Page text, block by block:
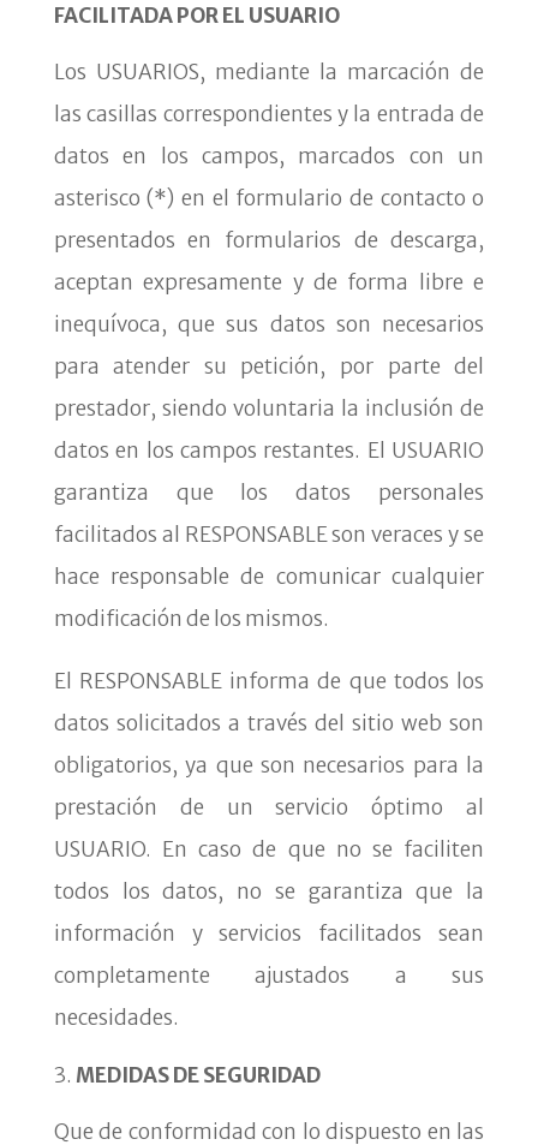
FACILITADA POR EL USUARIO
Los USUARIOS, mediante la marcación de
las casillas correspondientes y la entrada de
datos en los campos, marcados con un
asterisco (*) en el formulario de contacto o
presentados en formularios de descarga,
aceptan expresamente y de forma libre e
inequívoca, que sus datos son necesarios
para atender su petición, por parte del
prestador, siendo voluntaria la inclusión de
datos en los campos restantes. El USUARIO
garantiza que los datos personales
facilitados al RESPONSABLE son veraces y se
hace responsable de comunicar cualquier
modificación de los mismos.
El RESPONSABLE informa de que todos los
datos solicitados a través del sitio web son
obligatorios, ya que son necesarios para la
prestación de un servicio óptimo al
USUARIO. En caso de que no se faciliten
todos los datos, no se garantiza que la
información y servicios facilitados sean
completamente ajustados a sus
necesidades.
MEDIDAS DE SEGURIDAD
Que de conformidad con lo dispuesto en las